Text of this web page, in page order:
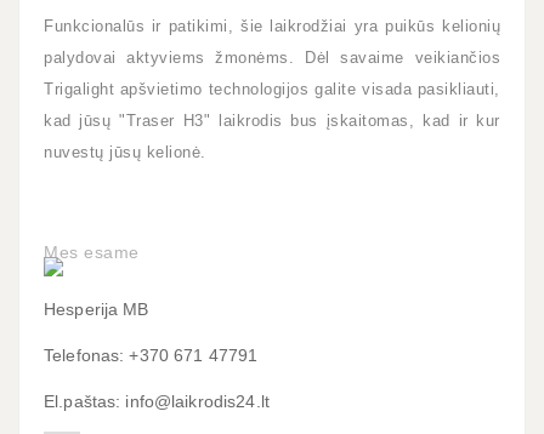
Funkcionalūs ir patikimi, šie laikrodžiai yra puikūs kelionių
palydovai aktyviems žmonėms. Dėl savaime veikiančios
Trigalight apšvietimo technologijos galite visada pasikliauti,
kad jūsų "Traser H3" laikrodis bus įskaitomas, kad ir kur
nuvestų jūsų kelionė.
Mes esame
Hesperija MB
Telefonas: +370 671 47791
El.paštas: info@laikrodis24.lt